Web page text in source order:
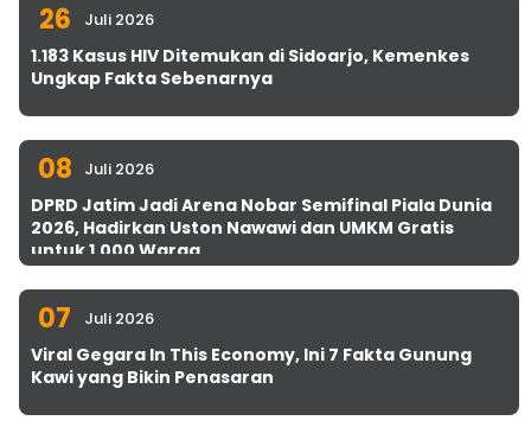
26 Juli 2026
1.183 Kasus HIV Ditemukan di Sidoarjo, Kemenkes
Ungkap Fakta Sebenarnya
08 Juli 2026
DPRD Jatim Jadi Arena Nobar Semifinal Piala Dunia
2026, Hadirkan Uston Nawawi dan UMKM Gratis
untuk 1.000 Warga
07 Juli 2026
Viral Gegara In This Economy, Ini 7 Fakta Gunung
Kawi yang Bikin Penasaran